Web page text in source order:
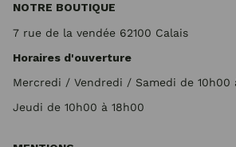
NOTRE BOUTIQUE
7 rue de la vendée 62100 Calais
Horaires d'ouverture
Mercredi / Vendredi / Samedi de 10h00
Jeudi de 10h00 à 18h00